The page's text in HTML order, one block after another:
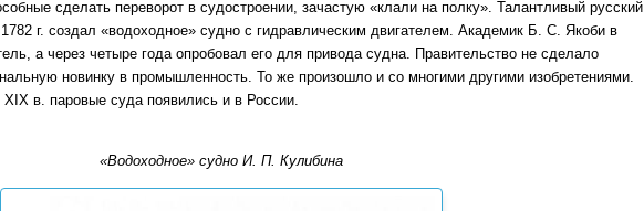
сделать переворот в судостроении, зачастую «клали на полку». Талантливый русский
г. создал «водоходное» судно с гидравлическим двигателем. Академик Б. С. Якоби в
а через четыре года опробовал его для привода судна. Правительство не сделало
новинку в промышленность. То же произошло и со многими другими изобретениями.
XIX в. паровые суда появились и в России.
«Водоходное» судно И. П. Кулибина